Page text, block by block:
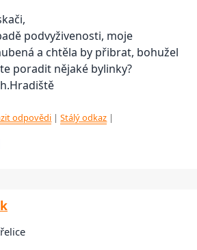
podvyživenosti, moje
a chtěla by přibrat, bohužel
poradit nějaké bylinky?
odpovědi |Stálý odkaz |